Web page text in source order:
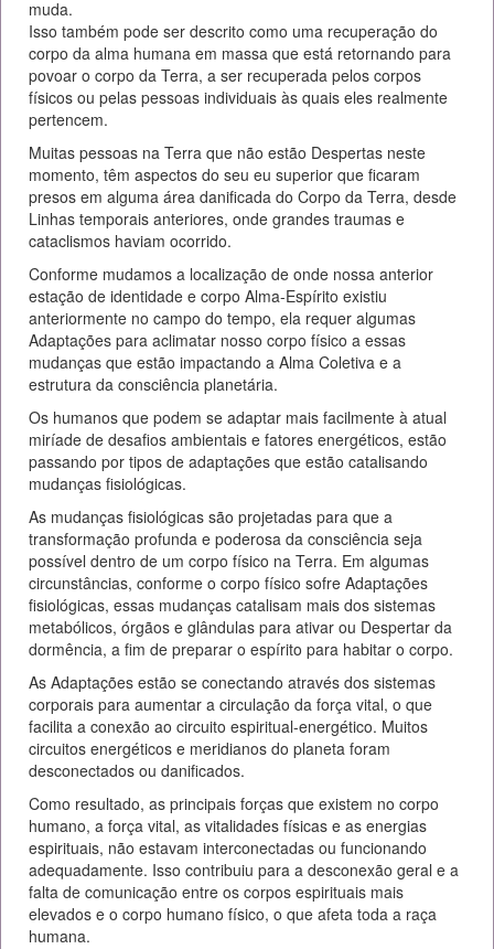
muda.
Isso também pode ser descrito como uma recuperação do
corpo da alma humana em massa que está retornando para
povoar o corpo da Terra, a ser recuperada pelos corpos
físicos ou pelas pessoas individuais às quais eles realmente
pertencem.
Muitas pessoas na Terra que não estão Despertas neste
momento, têm aspectos do seu eu superior que ficaram
presos em alguma área danificada do Corpo da Terra, desde
Linhas temporais anteriores, onde grandes traumas e
cataclismos haviam ocorrido.
Conforme mudamos a localização de onde nossa anterior
estação de identidade e corpo Alma-Espírito existiu
anteriormente no campo do tempo, ela requer algumas
Adaptações para aclimatar nosso corpo físico a essas
mudanças que estão impactando a Alma Coletiva e a
estrutura da consciência planetária.
Os humanos que podem se adaptar mais facilmente à atual
miríade de desafios ambientais e fatores energéticos, estão
passando por tipos de adaptações que estão catalisando
mudanças fisiológicas.
As mudanças fisiológicas são projetadas para que a
transformação profunda e poderosa da consciência seja
possível dentro de um corpo físico na Terra. Em algumas
circunstâncias, conforme o corpo físico sofre Adaptações
fisiológicas, essas mudanças catalisam mais dos sistemas
metabólicos, órgãos e glândulas para ativar ou Despertar da
dormência, a fim de preparar o espírito para habitar o corpo.
As Adaptações estão se conectando através dos sistemas
corporais para aumentar a circulação da força vital, o que
facilita a conexão ao circuito espiritual-energético. Muitos
circuitos energéticos e meridianos do planeta foram
desconectados ou danificados.
Como resultado, as principais forças que existem no corpo
humano, a força vital, as vitalidades físicas e as energias
espirituais, não estavam interconectadas ou funcionando
adequadamente. Isso contribuiu para a desconexão geral e a
falta de comunicação entre os corpos espirituais mais
elevados e o corpo humano físico, o que afeta toda a raça
humana.